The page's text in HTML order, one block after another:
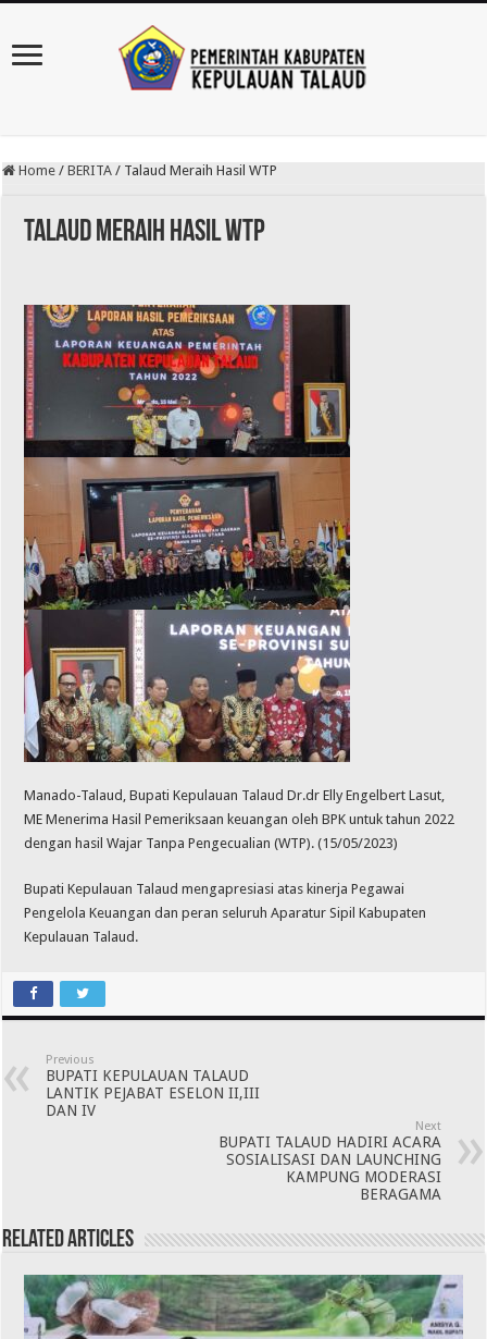
Home / BERITA / Talaud Meraih Hasil WTP
Talaud Meraih Hasil WTP
Manado-Talaud, Bupati Kepulauan Talaud Dr.dr Elly Engelbert Lasut,
ME Menerima Hasil Pemeriksaan keuangan oleh BPK untuk tahun 2022
dengan hasil Wajar Tanpa Pengecualian (WTP). (15/05/2023)
Bupati Kepulauan Talaud mengapresiasi atas kinerja Pegawai
Pengelola Keuangan dan peran seluruh Aparatur Sipil Kabupaten
Kepulauan Talaud.
Previous
BUPATI KEPULAUAN TALAUD
LANTIK PEJABAT ESELON II,III
DAN IV
Next
BUPATI TALAUD HADIRI ACARA
SOSIALISASI DAN LAUNCHING
KAMPUNG MODERASI
BERAGAMA
Related Articles